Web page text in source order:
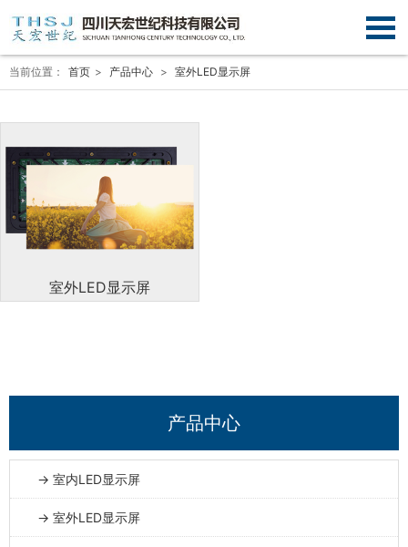
当前位置： 首页 > 产品中心 > 室外LED显示屏
室外LED显示屏
产品中心
→ 室内LED显示屏
→ 室外LED显示屏